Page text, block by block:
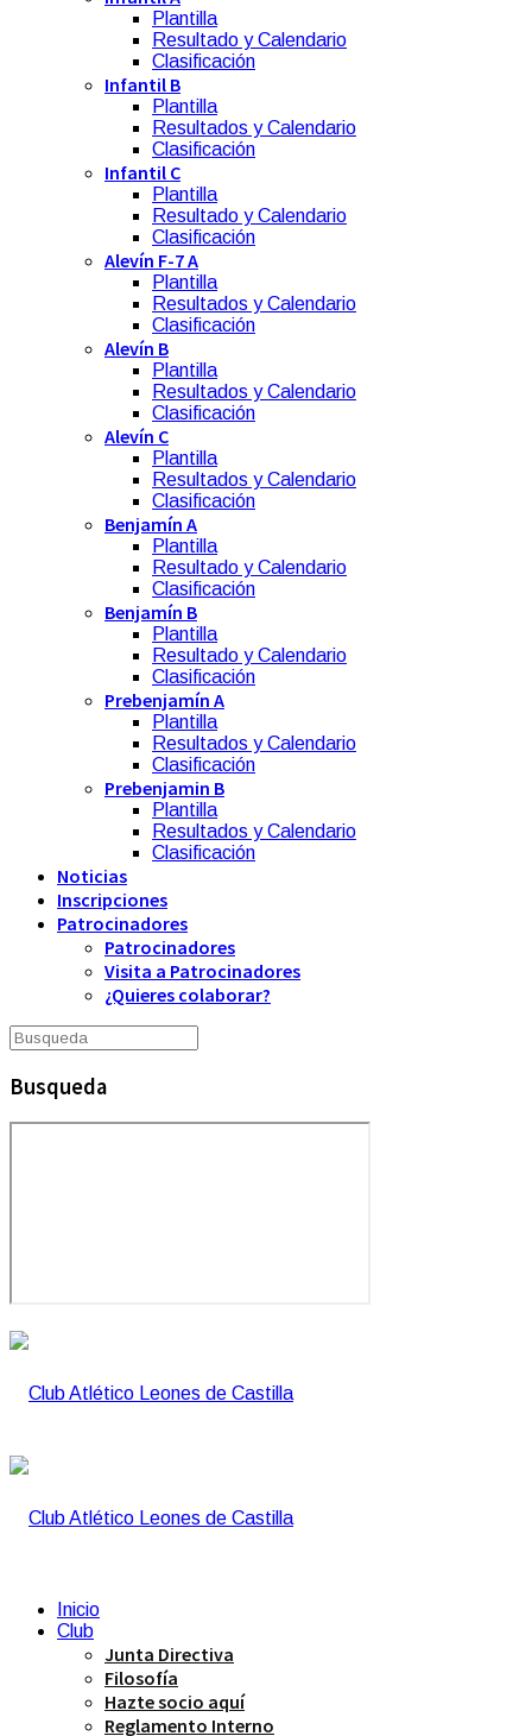
Plantilla
Resultado y Calendario
Clasificación
Infantil B
Plantilla
Resultados y Calendario
Clasificación
Infantil C
Plantilla
Resultado y Calendario
Clasificación
Alevín F-7 A
Plantilla
Resultados y Calendario
Clasificación
Alevín B
Plantilla
Resultados y Calendario
Clasificación
Alevín C
Plantilla
Resultados y Calendario
Clasificación
Benjamín A
Plantilla
Resultado y Calendario
Clasificación
Benjamín B
Plantilla
Resultado y Calendario
Clasificación
Prebenjamín A
Plantilla
Resultados y Calendario
Clasificación
Prebenjamin B
Plantilla
Resultados y Calendario
Clasificación
Noticias
Inscripciones
Patrocinadores
Patrocinadores
Visita a Patrocinadores
¿Quieres colaborar?
Busqueda
Inicio
Club
Junta Directiva
Filosofía
Hazte socio aquí
Reglamento Interno